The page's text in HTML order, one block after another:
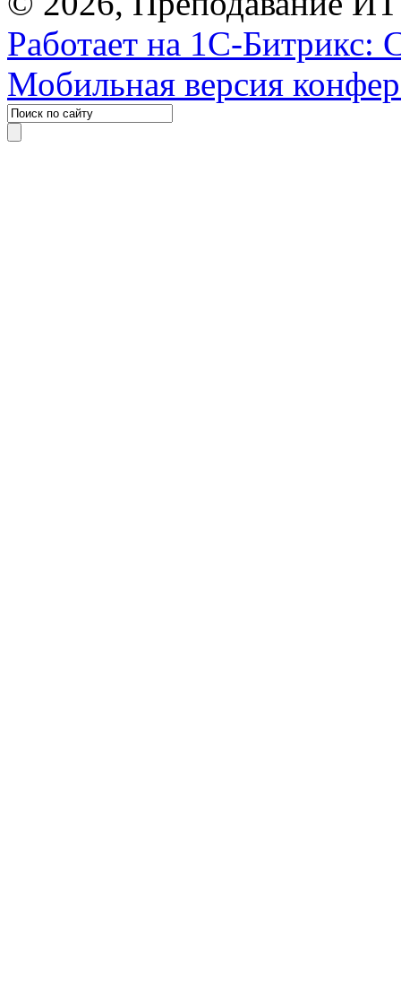
Работает на 1С-Битрикс:
Мобильная версия